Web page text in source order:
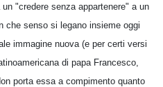
"credere senza appartenere" a un
che senso si legano insieme oggi
immagine nuova (e per certi versi
di papa Francesco,
porta essa a compimento quanto